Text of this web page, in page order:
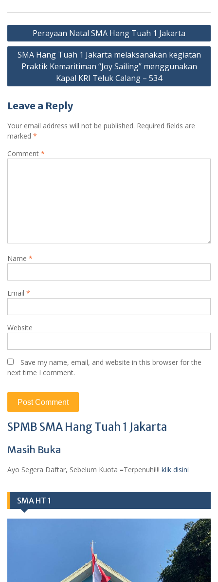
Post
navigation
Perayaan Natal SMA Hang Tuah 1 Jakarta
SMA Hang Tuah 1 Jakarta melaksanakan kegiatan
Praktik Kemaritiman “Joy Sailing” menggunakan
Kapal KRI Teluk Calang – 534
Leave a Reply
Your email address will not be published. Required fields are
marked *
Comment *
Name *
Email *
Website
Save my name, email, and website in this browser for the
next time I comment.
SPMB SMA Hang Tuah 1 Jakarta
Masih Buka
Ayo Segera Daftar, Sebelum Kuota =Terpenuhi!!! klik disini
SMA HT 1